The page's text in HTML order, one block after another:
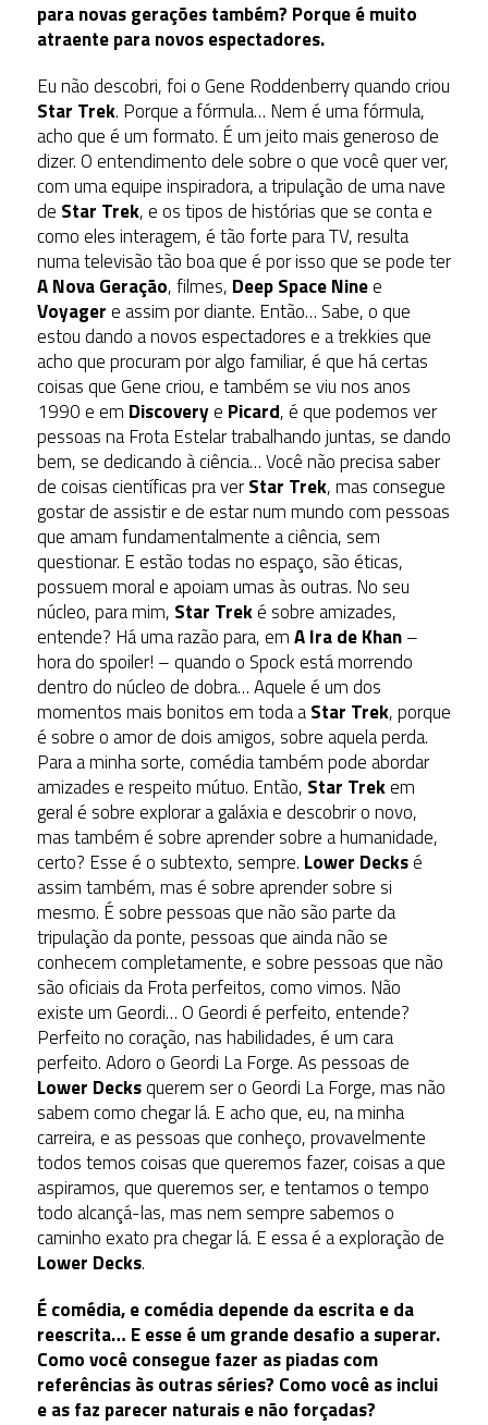
para novas gerações também? Porque é muito
atraente para novos espectadores.
Eu não descobri, foi o Gene Roddenberry quando criou
Star Trek. Porque a fórmula… Nem é uma fórmula,
acho que é um formato. É um jeito mais generoso de
dizer. O entendimento dele sobre o que você quer ver,
com uma equipe inspiradora, a tripulação de uma nave
de Star Trek, e os tipos de histórias que se conta e
como eles interagem, é tão forte para TV, resulta
numa televisão tão boa que é por isso que se pode ter
A Nova Geração, filmes, Deep Space Ninee
Voyagere assim por diante. Então… Sabe, o que
estou dando a novos espectadores e a trekkies que
acho que procuram por algo familiar, é que há certas
coisas que Gene criou, e também se viu nos anos
1990 e em Discoverye Picard, é que podemos ver
pessoas na Frota Estelar trabalhando juntas, se dando
bem, se dedicando à ciência… Você não precisa saber
de coisas científicas pra verStar Trek, mas consegue
gostar de assistir e de estar num mundo com pessoas
que amam fundamentalmente a ciência, sem
questionar. E estão todas no espaço, são éticas,
possuem moral e apoiam umas às outras. No seu
núcleo, para mim, Star Treké sobre amizades,
entende? Há uma razão para, emA Ira de Khan–
hora do spoiler! – quando o Spock está morrendo
dentro do núcleo de dobra… Aquele é um dos
momentos mais bonitos em toda aStar Trek, porque
é sobre o amor de dois amigos, sobre aquela perda.
Para a minha sorte, comédia também pode abordar
amizades e respeito mútuo. Então, Star Trekem
geral é sobre explorar a galáxia e descobrir o novo,
mas também é sobre aprender sobre a humanidade,
certo? Esse é o subtexto, sempre. Lower Decksé
assim também, mas é sobre aprender sobre si
mesmo. É sobre pessoas que não são parte da
tripulação da ponte, pessoas que ainda não se
conhecem completamente, e sobre pessoas que não
são oficiais da Frota perfeitos, como vimos. Não
existe um Geordi… O Geordi é perfeito, entende?
Perfeito no coração, nas habilidades, é um cara
perfeito. Adoro o Geordi La Forge. As pessoas de
Lower Decksquerem ser o Geordi La Forge, mas não
sabem como chegar lá. E acho que, eu, na minha
carreira, e as pessoas que conheço, provavelmente
todos temos coisas que queremos fazer, coisas a que
aspiramos, que queremos ser, e tentamos o tempo
todo alcançá-las, mas nem sempre sabemos o
caminho exato pra chegar lá. E essa é a exploração de
Lower Decks.
É comédia, e comédia depende da escrita e da
reescrita… E esse é um grande desafio a superar.
Como você consegue fazer as piadas com
referências às outras séries? Como você as inclui
e as faz parecer naturais e não forçadas?